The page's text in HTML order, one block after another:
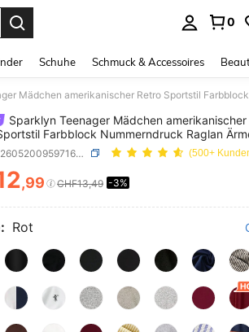
0
Schuhe Schmuck & Accessoires
Sparklyn Teenager Mädchen amerikanischer
Farbblock Nummerndruck Raglan
und Hose 2er Set
SKU: sk260520095971608226871 (500+
AND
,99 CHF13,49 -3%
Rot